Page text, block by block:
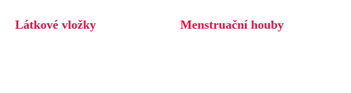
Látkové vložky Menstruační houby